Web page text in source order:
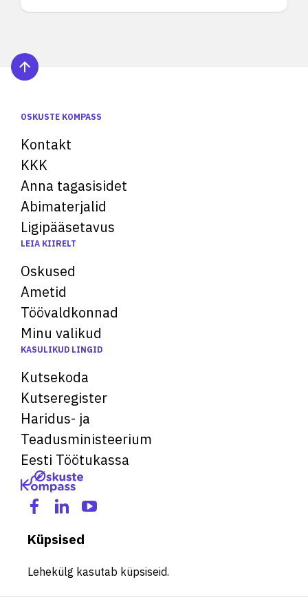
OSKUSTE KOMPASS
Kontakt
KKK
Anna tagasisidet
Abimaterjalid
Ligipääsetavus
LEIA KIIRELT
Oskused
Ametid
Töövaldkonnad
Minu valikud
KASULIKUD LINGID
Kutsekoda
Kutseregister
Haridus- ja
Teadusministeerium
Eesti Töötukassa
Küpsised
Lehekülg kasutab küpsiseid.